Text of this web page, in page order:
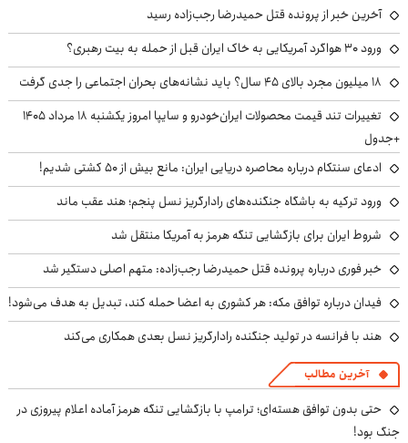
آخرین خبر از پرونده قتل حمیدرضا رجب‌زاده رسید
ورود ۳۰ هواگرد آمریکایی به خاک ایران قبل از حمله به بیت رهبری؟
۱۸ میلیون مجرد بالای ۴۵ سال؟ باید نشانه‌های بحران اجتماعی را جدی گرفت
تغییرات تند قیمت محصولات ایران‌خودرو و سایپا امروز یکشنبه ۱۸ مرداد ۱۴۰۵
+جدول
ادعای سنتکام درباره محاصره دریایی ایران: مانع بیش از ۵۰ کشتی شدیم!
ورود ترکیه به باشگاه جنگنده‌های رادارگریز نسل پنجم؛ هند عقب ماند
شروط ایران برای بازگشایی تنگه هرمز به آمریکا منتقل شد
خبر فوری درباره پرونده قتل حمیدرضا رجب‌زاده: متهم اصلی دستگیر شد
فیدان درباره توافق مکه: هر کشوری به اعضا حمله کند، تبدیل به هدف می‌شود!
هند با فرانسه در تولید جنگنده رادارگریز نسل بعدی همکاری می‌کند
آخرین مطالب
حتی بدون توافق هسته‌ای؛ ترامپ با بازگشایی تنگه هرمز آماده اعلام پیروزی در
جنگ بود!